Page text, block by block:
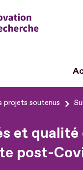
projets soutenus
et qualité
post-